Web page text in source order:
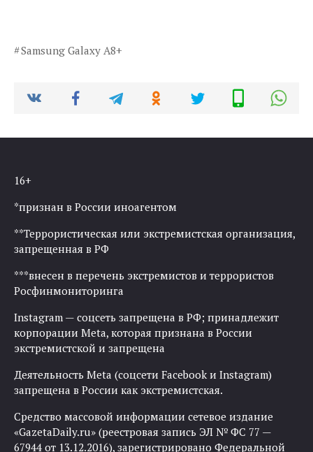
Samsung Galaxy A8+
16+
*признан в России иноагентом
**Террористическая или экстремистская организация,
запрещенная в РФ
***внесен в перечень экстремистов и террористов
Росфинмониторинга
Instagram — соцсеть запрещена в РФ; принадлежит
корпорации Meta, которая признана в России
экстремистской и запрещена
Деятельность Meta (соцсети Facebook и Instagram)
запрещена в России как экстремистская.
Средство массовой информации сетевое издание
«GazetaDaily.ru» (реестровая запись ЭЛ № ФС 77 —
67944 от 13.12.2016), зарегистрировано Федеральной